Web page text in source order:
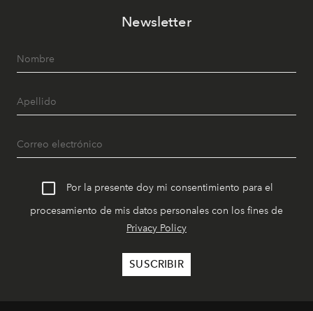
Newsletter
Por la presente doy mi consentimiento para el
procesamiento de mis datos personales con los fines de
Privacy Policy